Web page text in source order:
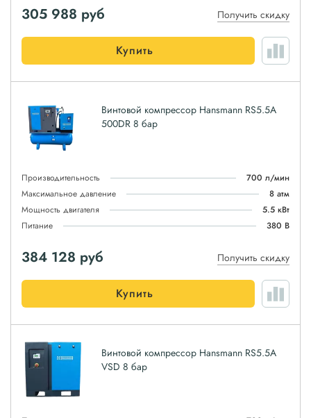
305 988 руб Получить скидку
Купить
Винтовой компрессор Hansmann RS5.5A
500DR 8 бар
Производительность
700 л/мин
Максимальное давление
8 атм
Мощность двигателя
5.5 кВт
Питание
380 В
384 128 руб Получить скидку
Купить
Винтовой компрессор Hansmann RS5.5A
VSD 8 бар